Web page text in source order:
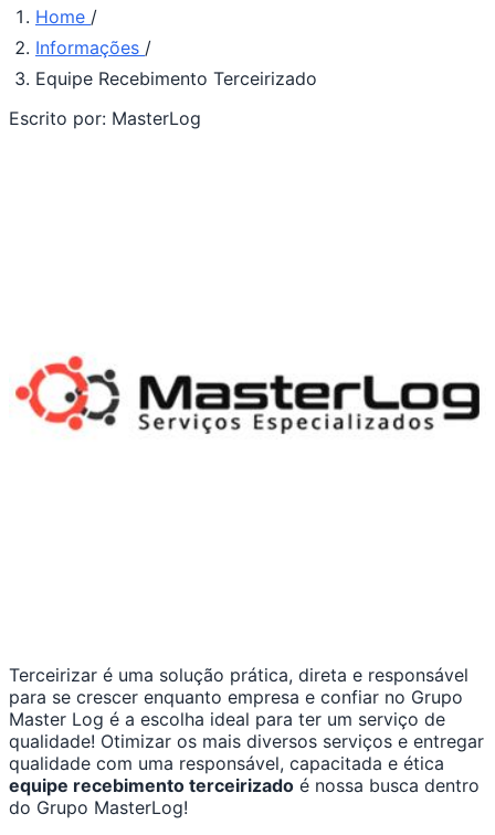
Home /
Informações /
Equipe Recebimento Terceirizado
Escrito por: MasterLog
Terceirizar é uma solução prática, direta e responsável
para se crescer enquanto empresa e confiar no Grupo
Master Log é a escolha ideal para ter um serviço de
qualidade! Otimizar os mais diversos serviços e entregar
qualidade com uma responsável, capacitada e ética
equipe recebimento terceirizado é nossa busca dentro
do Grupo MasterLog!